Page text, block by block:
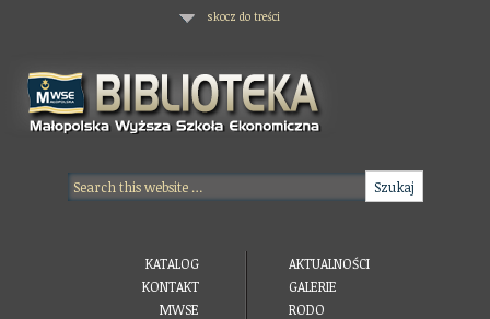
skocz do treści
KATALOG
KONTAKT
MWSE
AKTUALNOŚCI
GALERIE
RODO